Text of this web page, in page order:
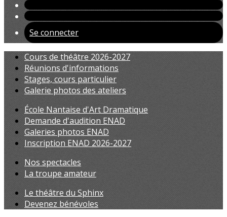
Se connecter
Cours de théâtre 2026-2027
Réunions d'informations
Stages, cours particulier
Galerie photos des ateliers
École Nantaise d'Art Dramatique
Demande d'audition ENAD
Galeries photos ENAD
Inscription ENAD 2026-2027
Nos spectacles
La troupe amateur
Le théâtre du Sphinx
Devenez bénévoles